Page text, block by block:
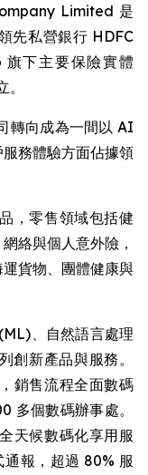
Limited 是
先私營銀行 HDFC
下主要保險實體
轉向成為一間以 AI
務體驗方面佔據領
，零售領域包括健
絡與個人意外險，
貨物、團體健康與
、自然語言處理
創新產品與服務。
銷售流程全面數碼
多個數碼辦事處。
天候數碼化享用服
報，超過 80% 服